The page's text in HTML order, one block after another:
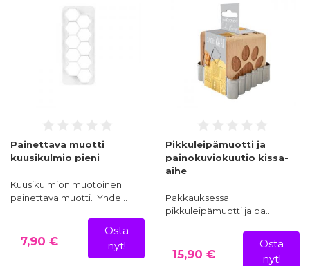
Painettava muotti
kuusikulmio pieni
Kuusikulmion muotoinen
painettava muotti. Yhde…
7,90 €
Osta
nyt!
Pikkuleipämuotti ja
painokuviokuutio kissa-
aihe
Pakkauksessa
pikkuleipämuotti ja pa…
15,90 €
Osta
nyt!